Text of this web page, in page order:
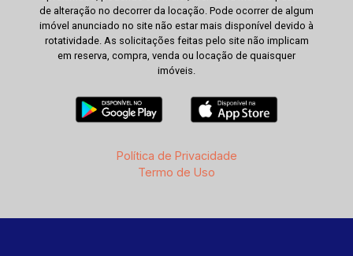
de alteração no decorrer da locação. Pode ocorrer de algum
imóvel anunciado no site não estar mais disponível devido à
rotatividade. As solicitações feitas pelo site não implicam
em reserva, compra, venda ou locação de quaisquer
imóveis.
Política de Privacidade
Termo de Uso